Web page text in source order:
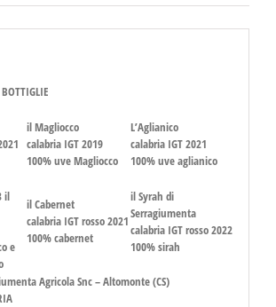
il Magliocco
calabria IGT 2019
100% uve Magliocco
L’Aglianico
calabria IGT 2021
100% uve aglianico
il
e
il Cabernet
calabria IGT rosso 2021
100% cabernet
il Syrah di
Serragiumenta
calabria IGT rosso 2022
100% sirah
Agricola Snc – Altomonte (CS)